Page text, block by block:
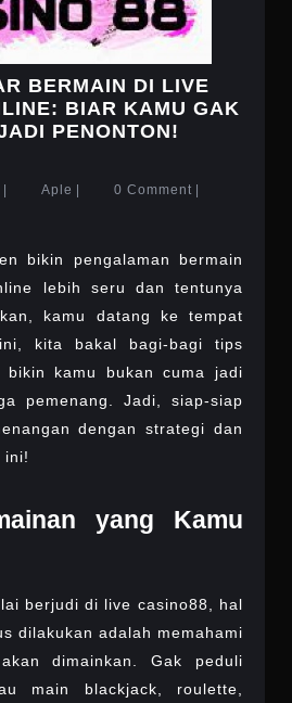
BERMAIN DI LIVE
BIAR KAMU GAK
PENONTON!
DI
ONLINE:
BIAR
KAMU
GAK
HANYA
JADI
AgustusAple Aple 0 Comment
bikin pengalaman bermain
lebih seru dan tentunya
kamu datang ke tempat
kita bakal bagi-bagi tips
bikin kamu bukan cuma jadi
pemenang. Jadi, siap-siap
dengan strategi dan
ini!
yang Kamu
berjudi di live casino88, hal
dilakukan adalah memahami
dimainkan. Gak peduli
main blackjack, roulette,